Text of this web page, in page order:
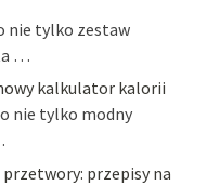
nie tylko zestaw
…
kalkulator kalorii
nie tylko modny
przepisy na